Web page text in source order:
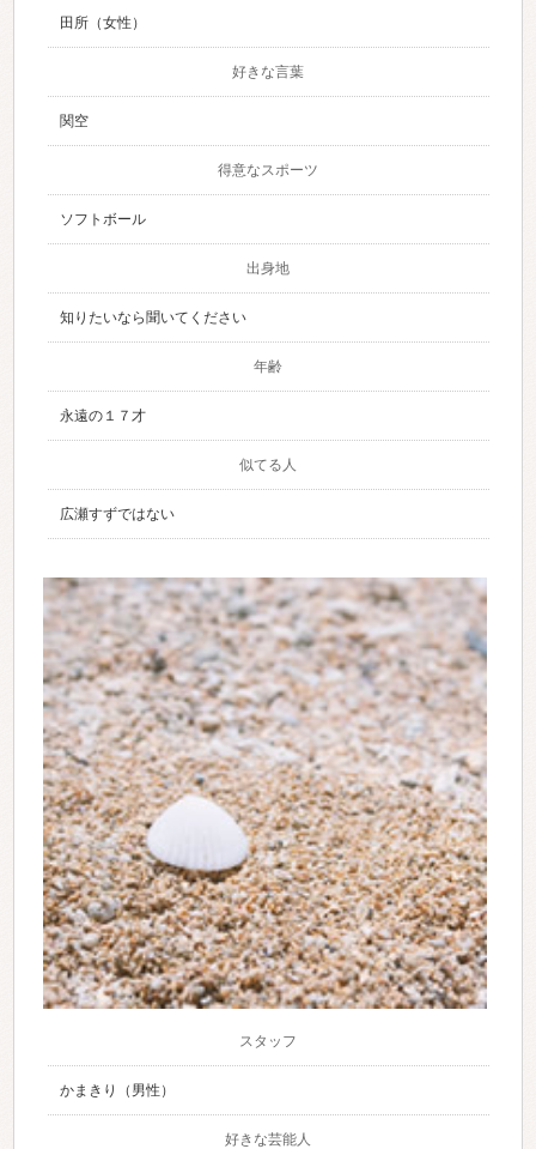
田所（女性）
好きな言葉
関空
得意なスポーツ
ソフトボール
出身地
知りたいなら聞いてください
年齢
永遠の１７才
似てる人
広瀬すずではない
スタッフ
かまきり（男性）
好きな芸能人